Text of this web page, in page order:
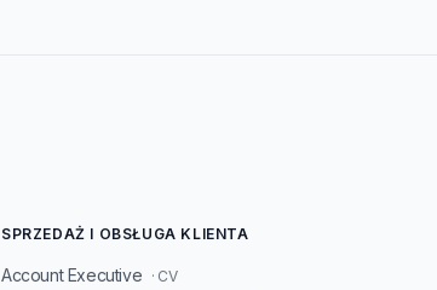
SPRZEDAŻ I OBSŁUGA KLIENTA
Account Executive · CV